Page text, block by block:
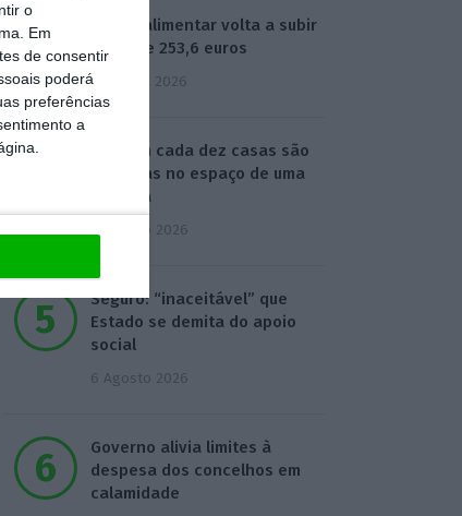
o
Em
de consentir
poderá
preferências
a
Cabaz alimentar volta a subir
e atinge 253,6 euros
5 Agosto 2026
Uma em cada dez casas são
vendidas no espaço de uma
semana
6 Agosto 2026
Seguro: “inaceitável” que
Estado se demita do apoio
social
6 Agosto 2026
Governo alivia limites à
despesa dos concelhos em
calamidade